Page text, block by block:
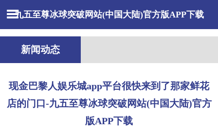
九五至尊冰球突破网站(中国大陆)官方版APP下载
新闻动态
现金巴黎人娱乐城app平台很快来到了那家鲜花
店的门口-九五至尊冰球突破网站(中国大陆)官方
版APP下载